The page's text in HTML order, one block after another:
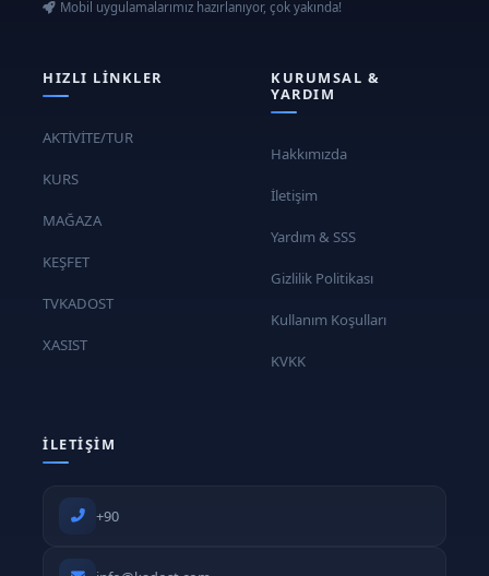
Mobil uygulamalarımız hazırlanıyor, çok yakında!
HIZLI LINKLER
AKTİVİTE/TUR
KURS
MAĞAZA
KEŞFET
TVKADOST
XASIST
KURUMSAL &
YARDIM
Hakkımızda
İletişim
Yardım & SSS
Gizlilik Politikası
Kullanım Koşulları
KVKK
İLETIŞIM
+90